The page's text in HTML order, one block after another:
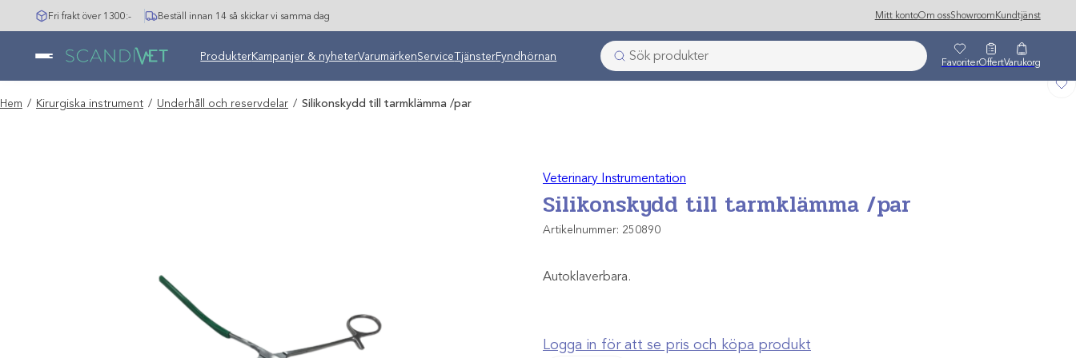
Hoppa
till
Fri frakt över 1300:- Beställ innan 14 så skickar vi samma dag Mitt kontoOm ossShowroom Kundtjänst
Undermeny stängd: Varumärken
ProdukterKampanjer & nyheterVarumärkenServiceTjänsterFyndhörnan FavoriterOffertVarukorg
Hem / Kirurgiska instrument / Underhåll och reservdelar / Silikonskydd till tarmklämma /par
Veterinary Instrumentation
Silikonskydd till tarmklämma /par
Artikelnummer: 250890
Autoklaverbara.
Logga in för att se pris och köpa produkt